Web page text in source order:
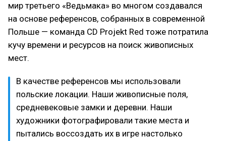
мир третьего «Ведьмака» во многом создавался
на основе референсов, собранных в современной
Польше — команда CD Projekt Red тоже потратила
кучу времени и ресурсов на поиск живописных
мест.
В качестве референсов мы использовали
польские локации. Наши живописные поля,
средневековые замки и деревни. Наши
художники фотографировали такие места и
пытались воссоздать их в игре настолько